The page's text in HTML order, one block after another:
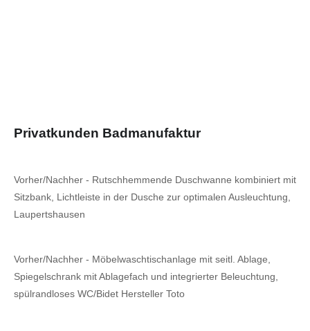
Privatkunden Badmanufaktur
Vorher/Nachher - Rutschhemmende Duschwanne kombiniert mit
Sitzbank, Lichtleiste in der Dusche zur optimalen Ausleuchtung,
Laupertshausen
Vorher/Nachher - Möbelwaschtischanlage mit seitl. Ablage,
Spiegelschrank mit Ablagefach und integrierter Beleuchtung,
spülrandloses WC/Bidet Hersteller Toto